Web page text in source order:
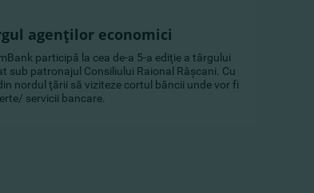
agenţilor economici
participă la cea de-a 5-a ediţie a târgului
sub patronajul Consiliului Raional Râşcani. Cu
nordul ţării să viziteze cortul băncii unde vor fi
servicii bancare.